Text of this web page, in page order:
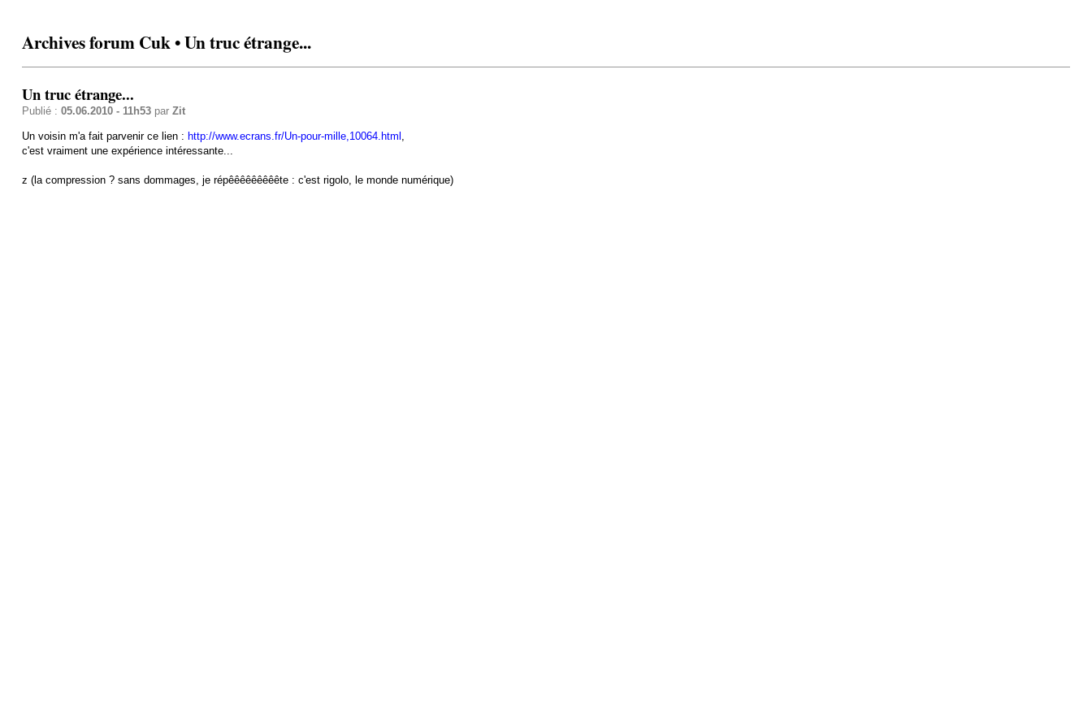
Archives forum Cuk • Un truc étrange...
Un truc étrange...
Publié : 05.06.2010 - 11h53par Zit
Un voisin m'a fait parvenir ce lien : http://www.ecrans.fr/Un-pour-mille,10064.html
c'est vraiment une expérience intéressante...
z (la compression ? sans dommages, je répêêêêêêêêête : c'est rigolo, le monde numérique)